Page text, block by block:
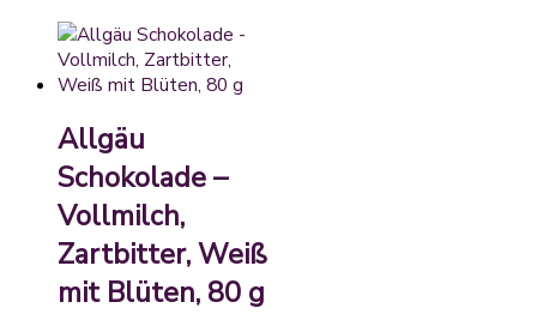
Allgäu
Schokolade –
Vollmilch,
Zartbitter, Weiß
mit Blüten, 80 g